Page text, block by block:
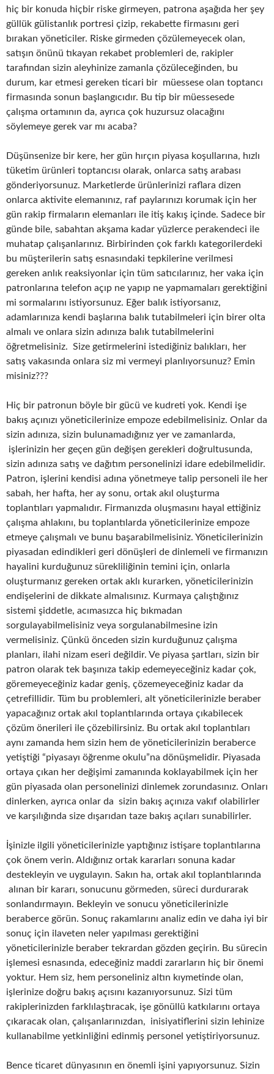
hiç bir konuda hiçbir riske girmeyen, patrona aşağıda her şey
güllük gülistanlık portresi çizip, rekabette firmasını geri
bırakan yöneticiler. Riske girmeden çözülemeyecek olan,
satışın önünü tıkayan rekabet problemleri de, rakipler
tarafından sizin aleyhinize zamanla çözüleceğinden, bu
durum, kar etmesi gereken ticari bir müessese olan toptancı
firmasında sonun başlangıcıdır. Bu tip bir müessesede
çalışma ortamının da, ayrıca çok huzursuz olacağını
söylemeye gerek var mı acaba?
Düşünsenize bir kere, her gün hırçın piyasa koşullarına, hızlı
tüketim ürünleri toptancısı olarak, onlarca satış arabası
gönderiyorsunuz. Marketlerde ürünlerinizi raflara dizen
onlarca aktivite elemanınız, raf paylarınızı korumak için her
gün rakip firmaların elemanları ile itiş kakış içinde. Sadece bir
günde bile, sabahtan akşama kadar yüzlerce perakendeci ile
muhatap çalışanlarınız. Birbirinden çok farklı kategorilerdeki
bu müşterilerin satış esnasındaki tepkilerine verilmesi
gereken anlık reaksiyonlar için tüm satıcılarınız, her vaka için
patronlarına telefon açıp ne yapıp ne yapmamaları gerektiğini
mi sormalarını istiyorsunuz. Eğer balık istiyorsanız,
adamlarınıza kendi başlarına balık tutabilmeleri için birer olta
almalı ve onlara sizin adınıza balık tutabilmelerini
öğretmelisiniz. Size getirmelerini istediğiniz balıkları, her
satış vakasında onlara siz mi vermeyi planlıyorsunuz? Emin
misiniz???
Hiç bir patronun böyle bir gücü ve kudreti yok. Kendi işe
bakış açınızı yöneticilerinize empoze edebilmelisiniz. Onlar da
sizin adınıza, sizin bulunamadığınız yer ve zamanlarda,
işlerinizin her geçen gün değişen gerekleri doğrultusunda,
sizin adınıza satış ve dağıtım personelinizi idare edebilmelidir.
Patron, işlerini kendisi adına yönetmeye talip personeli ile her
sabah, her hafta, her ay sonu, ortak akıl oluşturma
toplantıları yapmalıdır. Firmanızda oluşmasını hayal ettiğiniz
çalışma ahlakını, bu toplantılarda yöneticilerinize empoze
etmeye çalışmalı ve bunu başarabilmelisiniz. Yöneticilerinizin
piyasadan edindikleri geri dönüşleri de dinlemeli ve firmanızın
hayalini kurduğunuz sürekliliğinin temini için, onlarla
oluşturmanız gereken ortak aklı kurarken, yöneticilerinizin
endişelerini de dikkate almalısınız. Kurmaya çalıştığınız
sistemi şiddetle, acımasızca hiç bıkmadan
sorgulayabilmelisiniz veya sorgulanabilmesine izin
vermelisiniz. Çünkü önceden sizin kurduğunuz çalışma
planları, ilahi nizam eseri değildir. Ve piyasa şartları, sizin bir
patron olarak tek başınıza takip edemeyeceğiniz kadar çok,
göremeyeceğiniz kadar geniş, çözemeyeceğiniz kadar da
çetrefillidir. Tüm bu problemleri, alt yöneticilerinizle beraber
yapacağınız ortak akıl toplantılarında ortaya çıkabilecek
çözüm önerileri ile çözebilirsiniz. Bu ortak akıl toplantıları
aynı zamanda hem sizin hem de yöneticilerinizin beraberce
yetiştiği “piyasayı öğrenme okulu”na dönüşmelidir. Piyasada
ortaya çıkan her değişimi zamanında koklayabilmek için her
gün piyasada olan personelinizi dinlemek zorundasınız. Onları
dinlerken, ayrıca onlar da sizin bakış açınıza vakıf olabilirler
ve karşılığında size dışarıdan taze bakış açıları sunabilirler.
İşinizle ilgili yöneticilerinizle yaptığınız istişare toplantılarına
çok önem verin. Aldığınız ortak kararları sonuna kadar
destekleyin ve uygulayın. Sakın ha, ortak akıl toplantılarında
alınan bir kararı, sonucunu görmeden, süreci durdurarak
sonlandırmayın. Bekleyin ve sonucu yöneticilerinizle
beraberce görün. Sonuç rakamlarını analiz edin ve daha iyi bir
sonuç için ilaveten neler yapılması gerektiğini
yöneticilerinizle beraber tekrardan gözden geçirin. Bu sürecin
işlemesi esnasında, edeceğiniz maddi zararların hiç bir önemi
yoktur. Hem siz, hem personeliniz altın kıymetinde olan,
işlerinize doğru bakış açısını kazanıyorsunuz. Sizi tüm
rakiplerinizden farklılaştıracak, işe gönüllü katkılarını ortaya
çıkaracak olan, çalışanlarınızdan, inisiyatiflerini sizin lehinize
kullanabilme yetkinliğini edinmiş personel yetiştiriyorsunuz.
Bence ticaret dünyasının en önemli işini yapıyorsunuz. Sizin